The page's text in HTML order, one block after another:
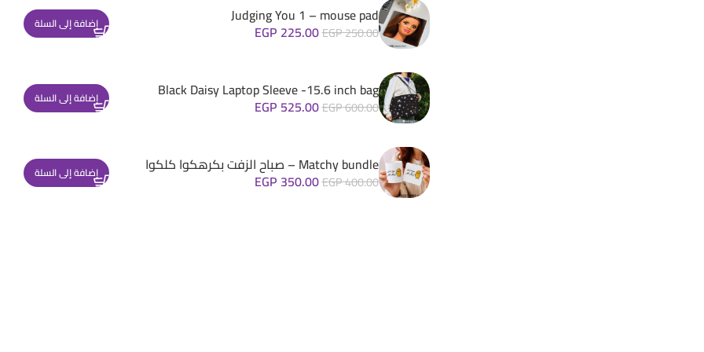
Judging You 1 – mouse pad
EGP250.00
EGP 225.00 إضافة إلى السلة
Black Daisy Laptop Sleeve -15.6 inch bag
EGP600.00
EGP 525.00 إضافة إلى السلة
Matchy bundle – صباح الزفت بكرهكوا كلكوا
EGP400.00
EGP 350.00 إضافة إلى السلة